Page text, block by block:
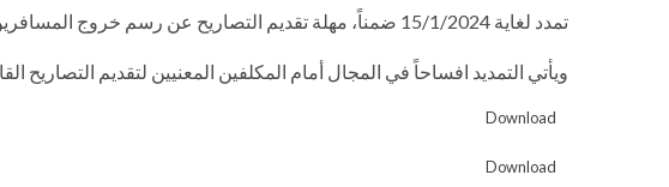
تمدد لغاية 15/1/2024 ضمناً، مهلة تقديم التصاريح عن رسم خروج المسافرين عن طريق الجو والبحر، ومهلة تأدية هذا الرسم عن شهر تشرين الثاني 2023
ويأتي التمديد افساحاً في المجال أمام المكلفين المعنيين لتقديم التصاريح
Download
Download